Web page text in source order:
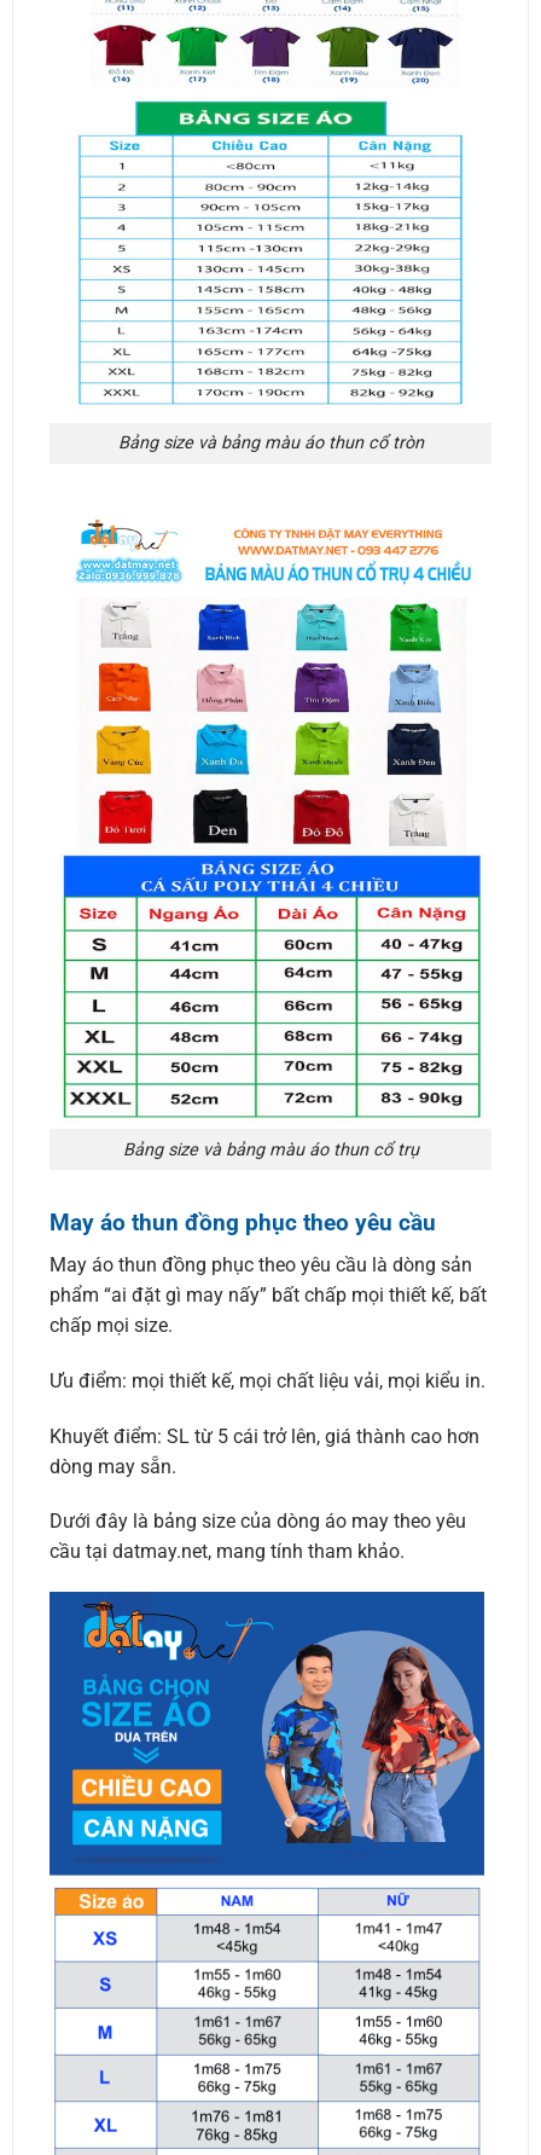
Bảng size và bảng màu áo thun cổ tròn
Bảng size và bảng màu áo thun cổ trụ
May áo thun đồng phục theo yêu cầu
May áo thun đồng phục theo yêu cầu là dòng sản
phẩm “ai đặt gì may nấy” bất chấp mọi thiết kế, bất
chấp mọi size.
Ưu điểm: mọi thiết kế, mọi chất liệu vải, mọi kiểu in.
Khuyết điểm: SL từ 5 cái trở lên, giá thành cao hơn
dòng may sẵn.
Dưới đây là bảng size của dòng áo may theo yêu
cầu tại datmay.net, mang tính tham khảo.